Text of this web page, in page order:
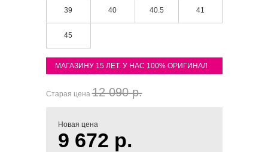
39 40 40.5 41
45
МАГАЗИНУ 15 ЛЕТ. У НАС 100% ОРИГИНАЛ
Старая цена12 090 р.
Новая цена
9 672 р.